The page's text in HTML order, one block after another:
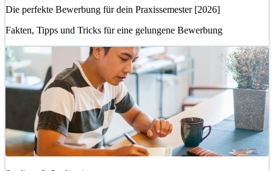
Die perfekte Bewerbung für dein Praxissemester [2026]
Fakten, Tipps und Tricks für eine gelungene Bewerbung